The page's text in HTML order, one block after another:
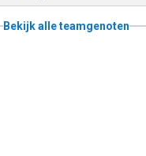
Bekijk alle teamgenoten